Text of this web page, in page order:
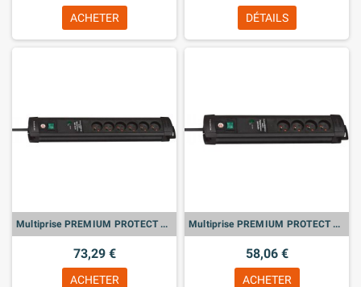
ACHETER DÉTAILS
Multiprise PREMIUM PROTECT Noire, 6 prises, avec parafoudre
73,29 €
ACHETER
Multiprise PREMIUM PROTECT Noire, 4 prises, avec parafoudre
58,06 €
ACHETER